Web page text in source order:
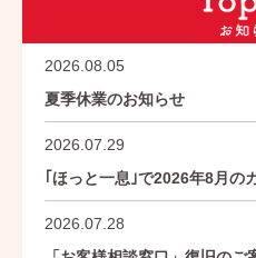
2026.08.05
夏季休業のお知らせ
2026.07.29
｢ほっと一息｣で2026年8月の
2026.07.28